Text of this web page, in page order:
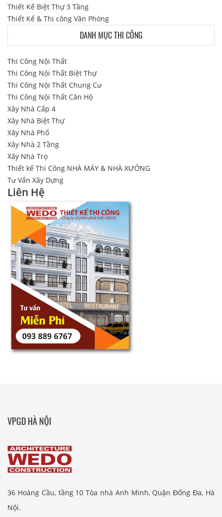
Thiết Kế Biệt Thự 3 Tầng
Thiết Kế & Thi công Văn Phòng
DANH MỤC THI CÔNG
Thi Công Nội Thất
Thi Công Nội Thất Biệt Thự
Thi Công Nội Thất Chung Cư
Thi Công Nội Thất Căn Hộ
Xây Nhà Cấp 4
Xây Nhà Biệt Thự
Xây Nhà Phố
Xây Nhà 2 Tầng
Xây Nhà Trọ
Thiết kế Thi Công NHÀ MÁY & NHÀ XƯỞNG
Tư Vấn Xây Dựng
Liên Hệ
VPGD HÀ NỘI
36 Hoàng Cầu, tầng 10 Tòa nhà Anh Minh, Quận Đống Đa, Hà
Nội.